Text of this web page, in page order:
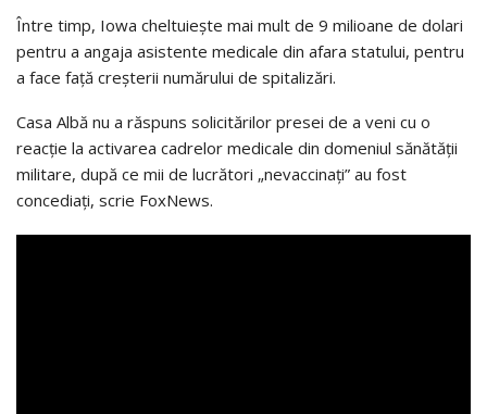
Între timp, Iowa cheltuiește mai mult de 9 milioane de dolari
pentru a angaja asistente medicale din afara statului, pentru
a face față creșterii numărului de spitalizări.
Casa Albă nu a răspuns solicitărilor presei de a veni cu o
reacție la activarea cadrelor medicale din domeniul sănătății
militare, după ce mii de lucrători „nevaccinați” au fost
concediați, scrie FoxNews.